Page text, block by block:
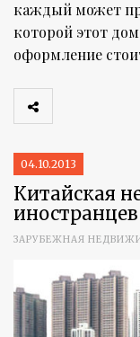
каждый может
которой этот
оформление
04.10.2013
Китайская
иностранцев
ЗАРУБЕЖНАЯ